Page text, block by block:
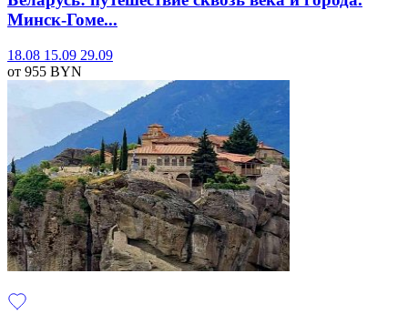
Минск-Гоме...
18.08 15.09 29.09
от 955 BYN